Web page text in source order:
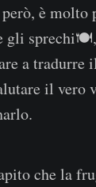
è molto
gli sprechi🍽️,
a
il vero
che la